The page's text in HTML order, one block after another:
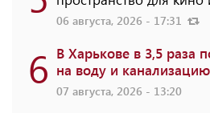
06 августа, 2026 - 17:31
6 В Харькове в 3,5 раза
на воду и канализацию
07 августа, 2026 - 13:20